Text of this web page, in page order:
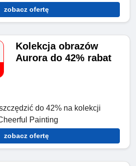
zobacz ofertę
Kolekcja obrazów
Aurora do 42% rabat
do 42% na kolekcji
Painting
zobacz ofertę